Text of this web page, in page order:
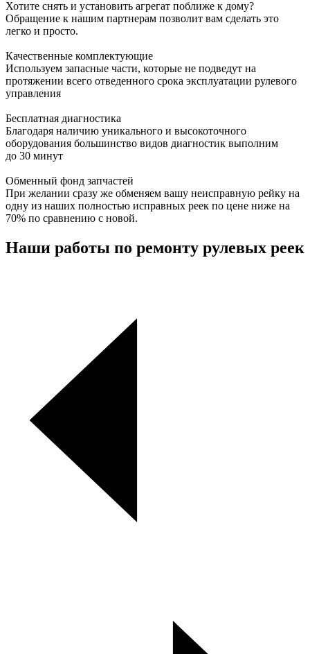
Хотите снять и установить агрегат поближе к дому?
Обращение к нашим партнерам позволит вам сделать это
легко и просто.
Качественные комплектующие
Используем запасные части, которые не подведут на
протяжении всего отведенного срока эксплуатации рулевого
управления
Бесплатная диагностика
Благодаря наличию уникального и высокоточного
оборудования большинство видов диагностик выполним
до 30 минут
Обменный фонд запчастей
При желании сразу же обменяем вашу неисправную рейку на
одну из наших полностью исправных реек по цене ниже на
70% по сравнению с новой.
Наши работы по ремонту рулевых реек